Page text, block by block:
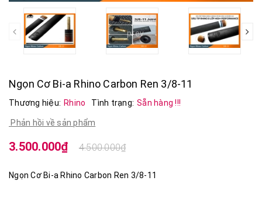
prev
Ngọn Cơ Bi-a Rhino Carbon Ren 3/8-11
Thương hiệu: Rhino Tình trạng: Sẵn hàng !!!
Phản hồi về sản phẩm
3.500.000₫ 4.500.000₫
Ngọn Cơ Bi-a Rhino Carbon Ren 3/8-11